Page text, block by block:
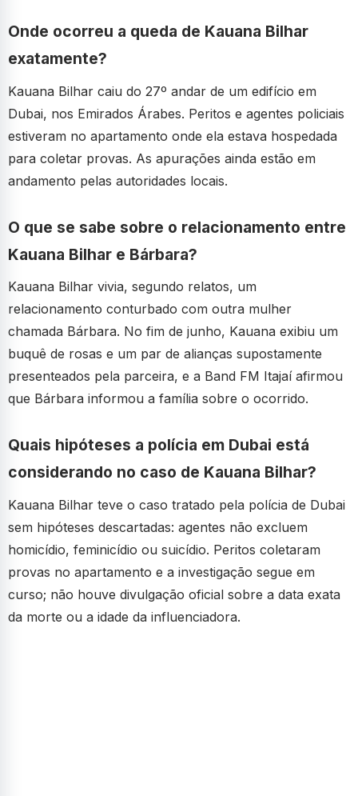
Onde ocorreu a queda de Kauana Bilhar
exatamente?
Kauana Bilhar caiu do 27º andar de um edifício em
Dubai, nos Emirados Árabes. Peritos e agentes policiais
estiveram no apartamento onde ela estava hospedada
para coletar provas. As apurações ainda estão em
andamento pelas autoridades locais.
O que se sabe sobre o relacionamento entre
Kauana Bilhar e Bárbara?
Kauana Bilhar vivia, segundo relatos, um
relacionamento conturbado com outra mulher
chamada Bárbara. No fim de junho, Kauana exibiu um
buquê de rosas e um par de alianças supostamente
presenteados pela parceira, e a Band FM Itajaí afirmou
que Bárbara informou a família sobre o ocorrido.
Quais hipóteses a polícia em Dubai está
considerando no caso de Kauana Bilhar?
Kauana Bilhar teve o caso tratado pela polícia de Dubai
sem hipóteses descartadas: agentes não excluem
homicídio, feminicídio ou suicídio. Peritos coletaram
provas no apartamento e a investigação segue em
curso; não houve divulgação oficial sobre a data exata
da morte ou a idade da influenciadora.